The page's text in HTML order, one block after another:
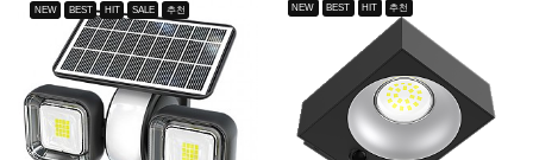
NEW BEST HIT SALE 추천 NEW BEST HIT 추천